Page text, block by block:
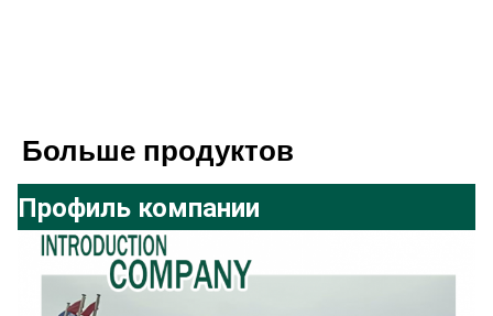
Больше продуктов
Профиль компании